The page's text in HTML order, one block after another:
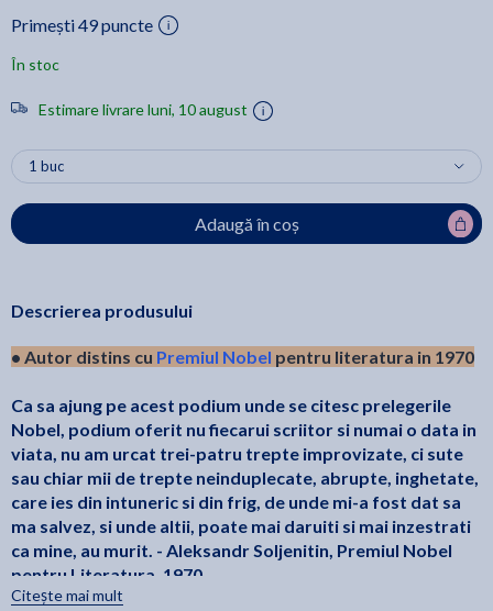
Primești 49 puncte
În stoc
Estimare livrare luni, 10 august
Adaugă în coș
Descrierea produsului
• Autor distins cu Premiul Nobel pentru literatura in 1970
Ca sa ajung pe acest podium unde se citesc prelegerile
Nobel, podium oferit nu fiecarui scriitor si numai o data in
viata, nu am urcat trei-patru trepte improvizate, ci sute
sau chiar mii de trepte neinduplecate, abrupte, inghetate,
care ies din intuneric si din frig, de unde mi-a fost dat sa
ma salvez, si unde altii, poate mai daruiti si mai inzestrati
ca mine, au murit. - Aleksandr Soljenitin, Premiul Nobel
pentru Literatura, 1970
Citește mai mult